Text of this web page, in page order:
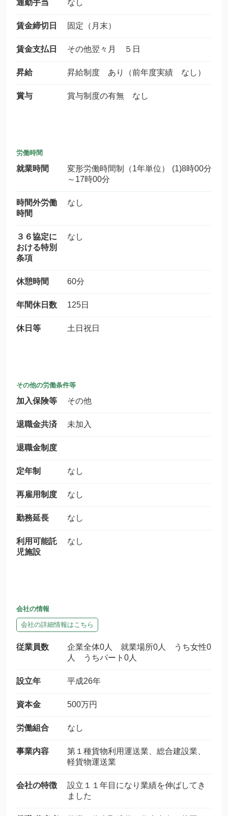
通勤手当 なし
賃金締切日 固定（月末）
賃金支払日 その他翌々月 ５日
昇給 昇給制度 あり（前年度実績 なし）
賞与 賞与制度の有無 なし
労働時間
就業時間
変形労働時間制（1年単位） (1)8時00分
～17時00分
時間外労働
時間
なし
３６協定に
おける特別
条項
なし
休憩時間 60分
年間休日数 125日
休日等 土日祝日
その他の労働条件等
加入保険等 その他
退職金共済 未加入
退職金制度
定年制 なし
再雇用制度 なし
勤務延長 なし
利用可能託
児施設
なし
会社の情報
会社の詳細情報はこちら
従業員数
企業全体0人 就業場所0人 うち女性0
人 うちパート0人
設立年 平成26年
資本金 500万円
労働組合 なし
事業内容
第１種貨物利用運送業、総合建設業、
軽貨物運送業
会社の特徴
設立１１年目になり業績を伸ばしてき
ました